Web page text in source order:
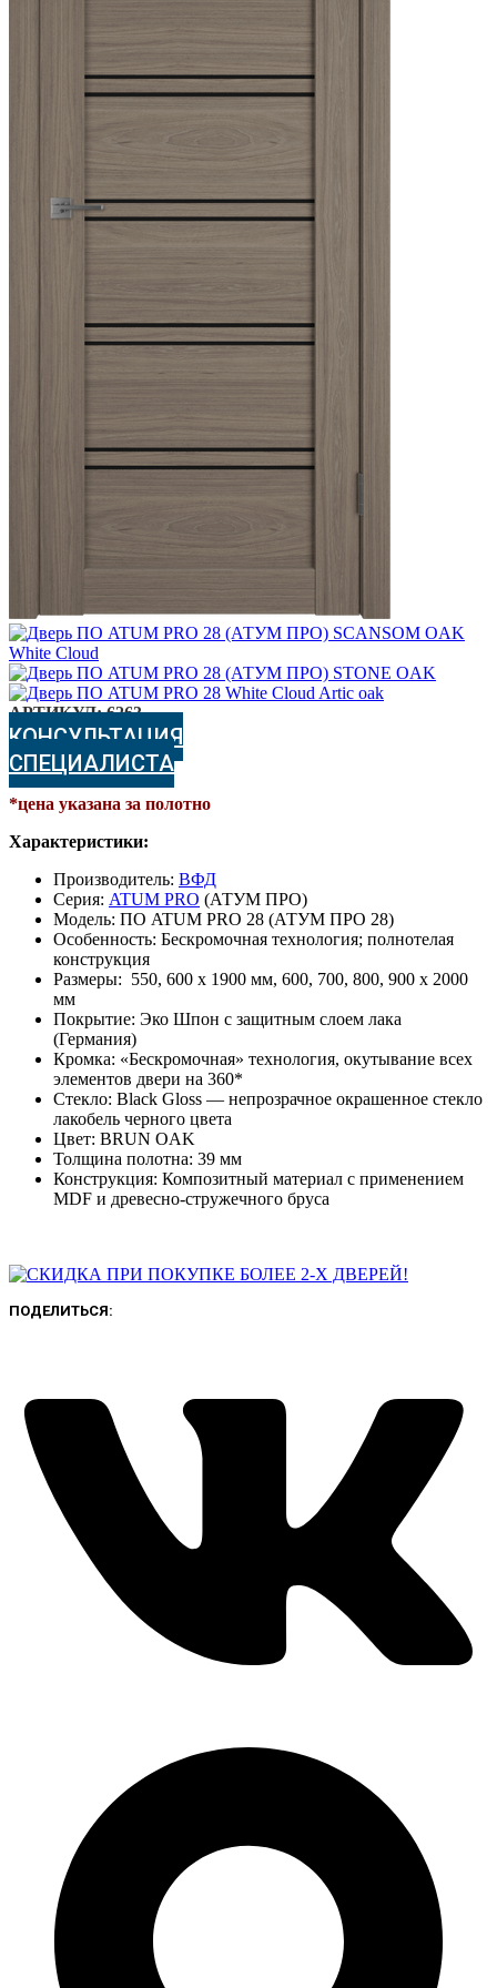
АРТИКУЛ:6263
КОНСУЛЬТАЦИЯ
СПЕЦИАЛИСТА
*цена указана за полотно
Характеристики:
Производитель: ВФД
Серия: ATUM PRO (АТУМ ПРО)
Модель: ПО ATUM PRO 28 (АТУМ ПРО 28)
Особенность: Бескромочная технология; полнотелая
конструкция
Размеры: 550, 600 х 1900 мм, 600, 700, 800, 900 х 2000
мм
Покрытие: Эко Шпон с защитным слоем лака
(Германия)
Кромка: «Бескромочная» технология, окутывание всех
элементов двери на 360*
Стекло: Black Gloss — непрозрачное окрашенное стекло
лакобель черного цвета
Цвет: BRUN OAK
Толщина полотна: 39 мм
Конструкция: Композитный материал с применением
MDF и древесно-стружечного бруса
ПОДЕЛИТЬСЯ: